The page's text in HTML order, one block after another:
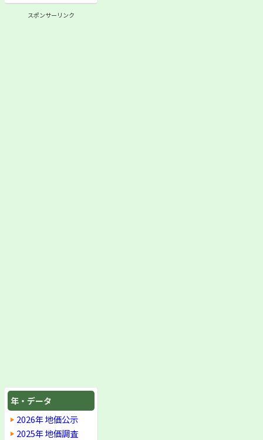
スポンサーリンク
年・データ
2026年 地価公示
2025年 地価調査